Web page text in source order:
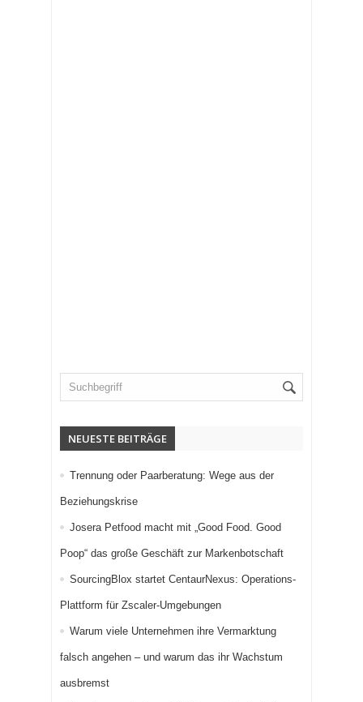
NEUESTE BEITRÄGE
Trennung oder Paarberatung: Wege aus der
Beziehungskrise
Josera Petfood macht mit „Good Food. Good
Poop“ das große Geschäft zur Markenbotschaft
SourcingBlox startet CentaurNexus: Operations-
Plattform für Zscaler-Umgebungen
Warum viele Unternehmen ihre Vermarktung
falsch angehen – und warum das ihr Wachstum
ausbremst